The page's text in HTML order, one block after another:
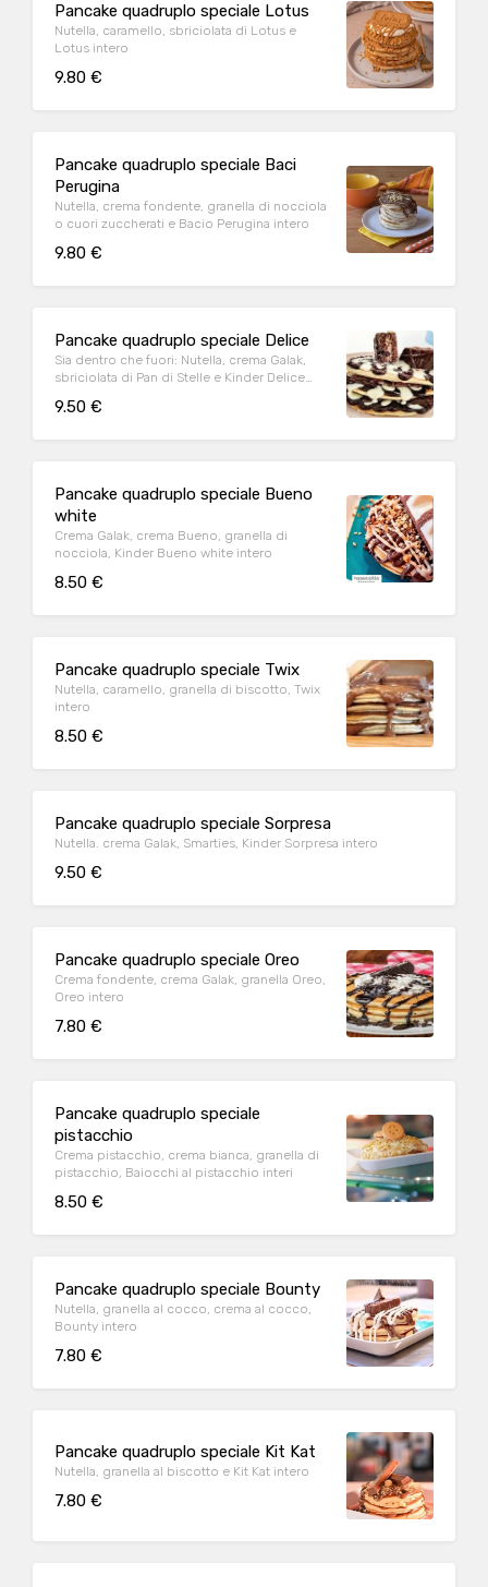
Pancake quadruplo speciale Lotus
Nutella, caramello, sbriciolata di Lotus e
Lotus intero
9.80 €
Pancake quadruplo speciale Baci
Perugina
Nutella, crema fondente, granella di nocciola
o cuori zuccherati e Bacio Perugina intero
9.80 €
Pancake quadruplo speciale Delice
Sia dentro che fuori: Nutella, crema Galak,
sbriciolata di Pan di Stelle e Kinder Delice
9.50 €
Pancake quadruplo speciale Bueno
white
Crema Galak, crema Bueno, granella di
nocciola, Kinder Bueno white intero
8.50 €
Pancake quadruplo speciale Twix
Nutella, caramello, granella di biscotto, Twix
intero
8.50 €
Pancake quadruplo speciale Sorpresa
Nutella. crema Galak, Smarties, Kinder Sorpresa intero
9.50 €
Pancake quadruplo speciale Oreo
Crema fondente, crema Galak, granella Oreo,
Oreo intero
7.80 €
Pancake quadruplo speciale
pistacchio
Crema pistacchio, crema bianca, granella di
pistacchio, Baiocchi al pistacchio interi
8.50 €
Pancake quadruplo speciale Bounty
Nutella, granella al cocco, crema al cocco,
Bounty intero
7.80 €
Pancake quadruplo speciale Kit Kat
Nutella, granella al biscotto e Kit Kat intero
7.80 €